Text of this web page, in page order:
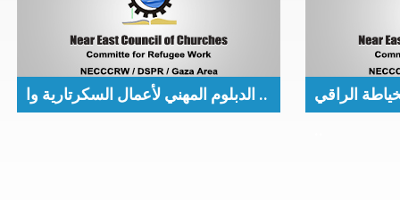
الدبلوم المهني لأعمال السكرتارية وا ..
الراقي